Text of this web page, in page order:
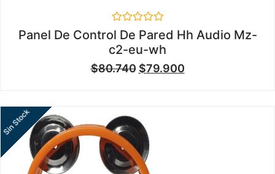
Valorado
en
0
de
5
Panel De Control De Pared Hh Audio Mz-
c2-eu-wh
$80.740 $79.900
Sin Stock